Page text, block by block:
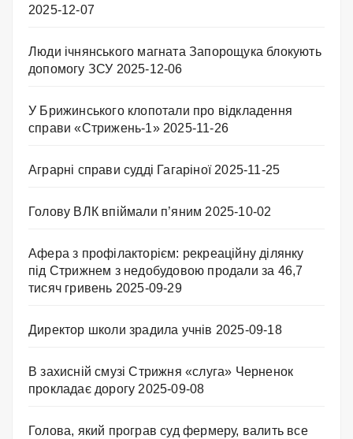
2025-12-07
Люди ічнянського магната Запорощука блокують
допомогу ЗСУ 2025-12-06
У Брижинського клопотали про відкладення
справи «Стрижень-1» 2025-11-26
Аграрні справи судді Гагаріної 2025-11-25
Голову ВЛК впіймали п’яним 2025-10-02
Афера з профілакторієм: рекреаційну ділянку
під Стрижнем з недобудовою продали за 46,7
тисяч гривень 2025-09-29
Директор школи зрадила учнів 2025-09-18
В захисній смузі Стрижня «слуга» Черненок
прокладає дорогу 2025-09-08
Голова, який програв суд фермеру, валить все